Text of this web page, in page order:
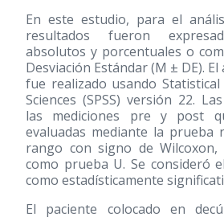
En este estudio, para el
resultados fueron
absolutos y porcentuales o
Desviación Estándar (M ± DE).
fue realizado usando Statistical
Sciences (SPSS) versión 22.
las mediciones pre y post
evaluadas mediante la prueba
rango con signo de Wilcoxon,
como prueba U. Se consideró
como estadísticamente
El paciente colocado en